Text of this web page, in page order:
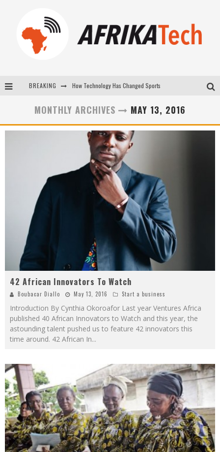
BREAKING
MONTHLY ARCHIVES MAY 13, 2016
42 African Innovators To Watch
Boubacar Diallo May 13, 2016 Start a business
Introduction By Cynthia Okoroafor Last year Ventures Africa
published 40 African Innovators to Watch and this year, the
astounding talent pushed us to feature 42 innovators this
time around. 42 African In...